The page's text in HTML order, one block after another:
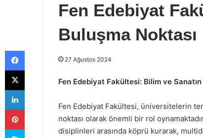
Fen Edebiyat
Buluşma Noktası
27 Ağustos 2024
Fen Edebiyat Fakültesi: Bilim ve
Fen Edebiyat Fakültesi, üniversitelerin
noktası olarak önemli bir rol
disiplinleri arasında köprü kurarak,
Facebook
X
LinkedIn
Pinterest
Skype